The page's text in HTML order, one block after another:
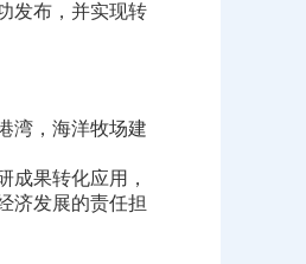
发布，并实现转
湾，海洋牧场建
果转化应用，
济发展的责任担